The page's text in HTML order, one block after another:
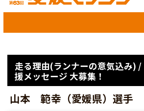
走る理由(ランナーの意気込み)
援メッセージ 大募集！
山本 範幸（愛媛県）選手